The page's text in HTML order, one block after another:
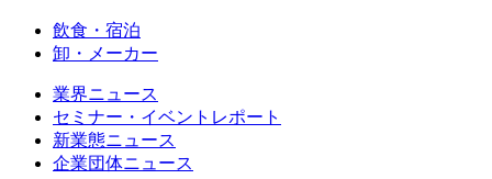
飲食・宿泊
卸・メーカー
業界ニュース
セミナー・イベントレポート
新業態ニュース
企業団体ニュース